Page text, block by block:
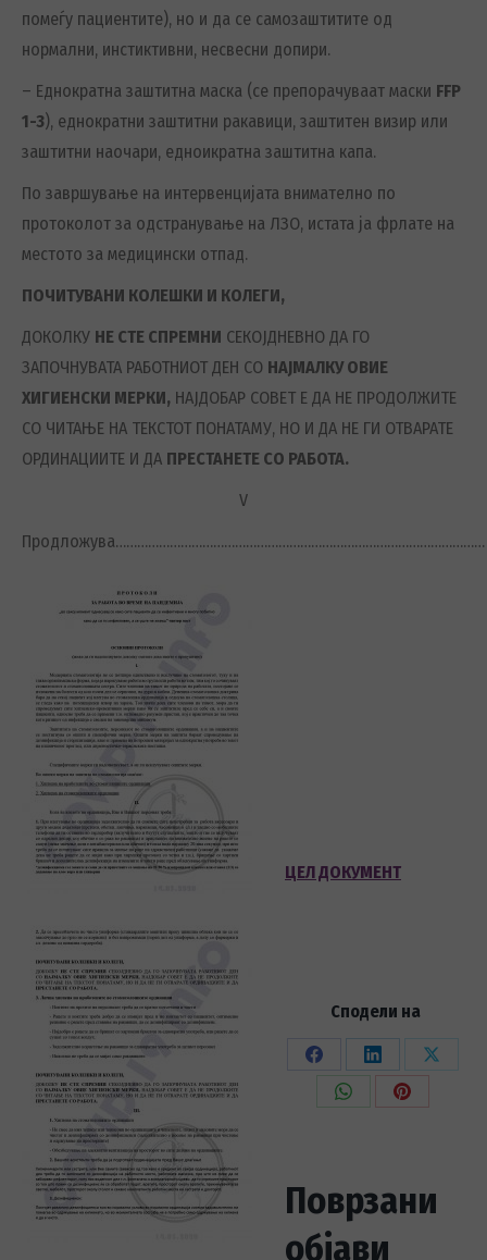
помеѓу пациентите), но и да се самозаштитите од
нормални, инстиктивни, несвесни допири.
– Еднократна заштитна маска (се препорачуваат маски FFP
1-3), еднократни заштитни ракавици, заштитен визир или
заштитни наочари, едноикратна заштитна капа.
По завршување на интервенцијата внимателно по
протоколот за одстранување на ЛЗО, истата ја фрлате на
местото за медицински отпад.
ПОЧИТУВАНИ КОЛЕШКИ И КОЛЕГИ,
ДОКОЛКУ НЕ СТЕ СПРЕМНИ СЕКОЈДНЕВНО ДА ГО
ЗАПОЧНУВАТА РАБОТНИОТ ДЕН СО НАЈМАЛКУ ОВИЕ
ХИГИЕНСКИ МЕРКИ, НАЈДОБАР СОВЕТ Е ДА НЕ ПРОДОЛЖИТЕ
СО ЧИТАЊЕ НА ТЕКСТОТ ПОНАТАМУ, НО И ДА НЕ ГИ ОТВАРАТЕ
ОРДИНАЦИИТЕ И ДА ПРЕСТАНЕТЕ СО РАБОТА.
V
Продложува…………………………………………………………………………………………
ЦЕЛ ДОКУМЕНТ
Сподели на
Share
Share
Share
Share
Share
Поврзани
објави